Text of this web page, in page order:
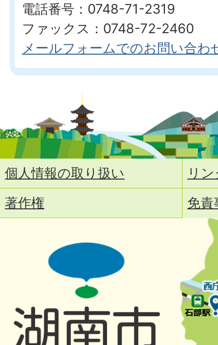
電話番号：0748-71-2319
ファックス：0748-72-2460
メールフォームでのお問い合わ
個人情報の取り扱い
リ
著作権
免責